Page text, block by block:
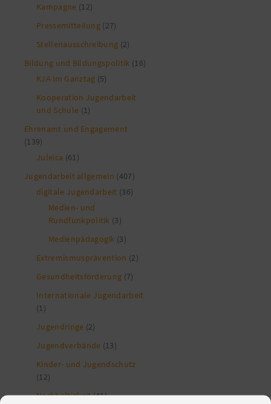
Kampagne (12)
Pressemitteilung (27)
Stellenausschreibung (2)
Bildung und Bildungspolitik (16)
KJA im Ganztag (5)
Kooperation Jugendarbeit
und Schule (1)
Ehrenamt und Engagement
(139)
Juleica (61)
Jugendarbeit allgemein (407)
digitale Jugendarbeit (36)
Medien- und
Rundfunkpolitik (3)
Medienpädagogik (3)
Extremismusprävention (2)
Gesundheitsförderung (7)
Internationale Jugendarbeit
(1)
Jugendringe (2)
Jugendverbände (13)
Kinder- und Jugendschutz
(12)
Nachhaltigkeit(41)